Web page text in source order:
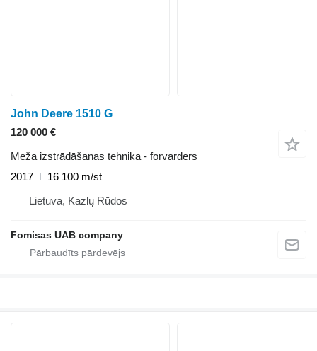
John Deere 1510 G
120 000 €
Meža izstrādāšanas tehnika - forvarders
2017
16 100 m/st
Lietuva, Kazlų Rūdos
Fomisas UAB company